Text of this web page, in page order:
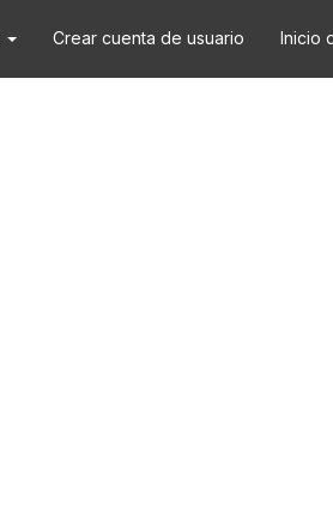
Crear cuenta de usuario Inicio